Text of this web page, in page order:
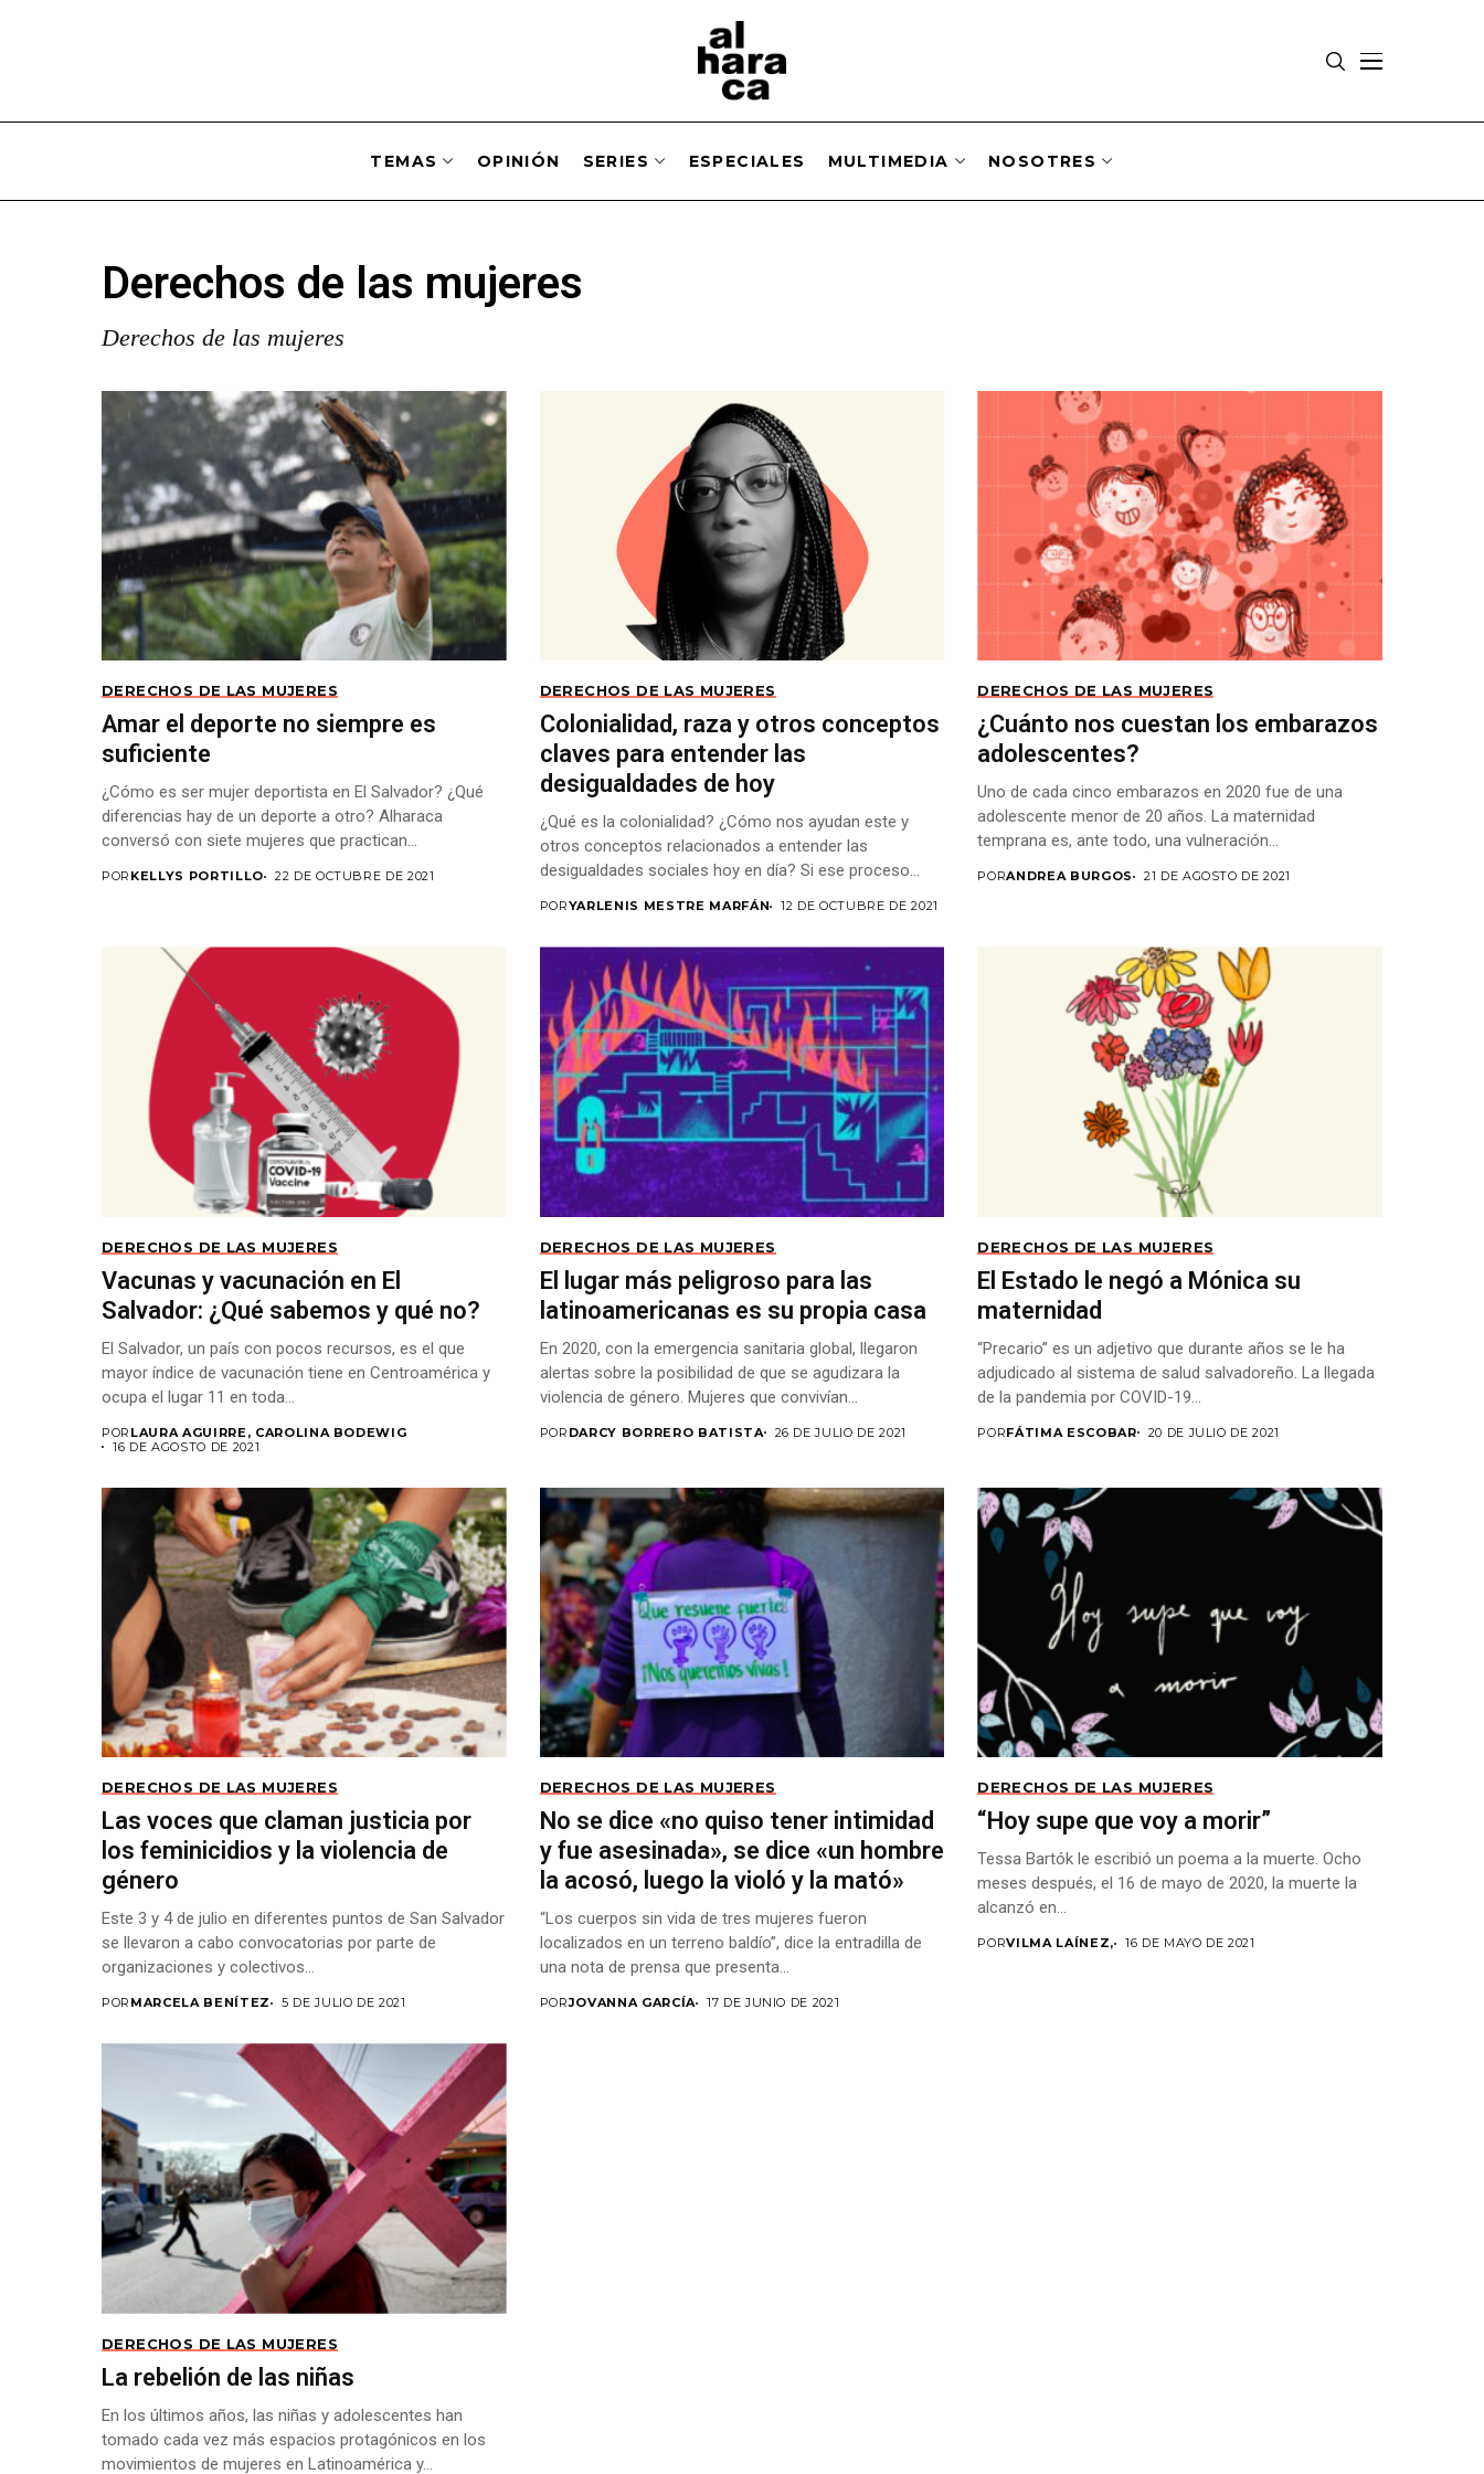
TEMAS OPINIÓN SERIES ESPECIALES MULTIMEDIA NOSOTRES
Derechos de las mujeres
Derechos de las mujeres
DERECHOS DE LAS MUJERES
Amar el deporte no siempre es
suficiente
¿Cómo es ser mujer deportista en El Salvador? ¿Qué
diferencias hay de un deporte a otro? Alharaca
conversó con siete mujeres que practican...
POR KELLYS PORTILLO 22 DE OCTUBRE DE 2021
DERECHOS DE LAS MUJERES
Colonialidad, raza y otros conceptos
claves para entender las
desigualdades de hoy
¿Qué es la colonialidad? ¿Cómo nos ayudan este y
otros conceptos relacionados a entender las
desigualdades sociales hoy en día? Si ese proceso...
PORYARLENIS MESTRE MARFÁN 12 DE OCTUBRE DE 2021
DERECHOS DE LAS MUJERES
¿Cuánto nos cuestan los embarazos
adolescentes?
Uno de cada cinco embarazos en 2020 fue de una
adolescente menor de 20 años. La maternidad
temprana es, ante todo, una vulneración...
PORANDREA BURGOS 21 DE AGOSTO DE 2021
DERECHOS DE LAS MUJERES
Vacunas y vacunación en El
Salvador: ¿Qué sabemos y qué no?
El Salvador, un país con pocos recursos, es el que
mayor índice de vacunación tiene en Centroamérica y
ocupa el lugar 11 en toda...
POR LAURA AGUIRRE, CAROLINA BODEWIG
16 DE AGOSTO DE 2021
DERECHOS DE LAS MUJERES
El lugar más peligroso para las
latinoamericanas es su propia casa
En 2020, con la emergencia sanitaria global, llegaron
alertas sobre la posibilidad de que se agudizara la
violencia de género. Mujeres que convivían...
POR DARCY BORRERO BATISTA 26 DE JULIO DE 2021
DERECHOS DE LAS MUJERES
El Estado le negó a Mónica su
maternidad
“Precario” es un adjetivo que durante años se le ha
adjudicado al sistema de salud salvadoreño. La llegada
de la pandemia por COVID-19...
PORFÁTIMA ESCOBAR 20 DE JULIO DE 2021
DERECHOS DE LAS MUJERES
Las voces que claman justicia por
los feminicidios y la violencia de
género
Este 3 y 4 de julio en diferentes puntos de San Salvador
se llevaron a cabo convocatorias por parte de
organizaciones y colectivos...
POR MARCELA BENÍTEZ 5 DE JULIO DE 2021
DERECHOS DE LAS MUJERES
No se dice «no quiso tener intimidad
y fue asesinada», se dice «un hombre
la acosó, luego la violó y la mató»
“Los cuerpos sin vida de tres mujeres fueron
localizados en un terreno baldío”, dice la entradilla de
una nota de prensa que presenta...
PORJOVANNA GARCÍA 17 DE JUNIO DE 2021
DERECHOS DE LAS MUJERES
“Hoy supe que voy a morir”
Tessa Bartók le escribió un poema a la muerte. Ocho
meses después, el 16 de mayo de 2020, la muerte la
alcanzó en...
PORVILMA LAÍNEZ, 16 DE MAYO DE 2021
DERECHOS DE LAS MUJERES
La rebelión de las niñas
En los últimos años, las niñas y adolescentes han
tomado cada vez más espacios protagónicos en los
movimientos de mujeres en Latinoamérica y...